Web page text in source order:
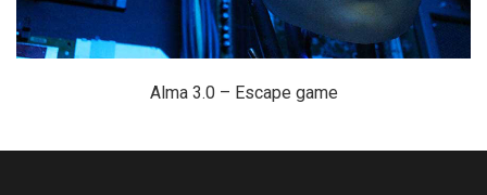
Alma 3.0 – Escape game